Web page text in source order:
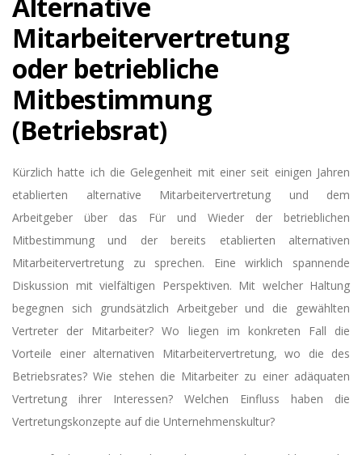
Mitarbeitervertretung
oder betriebliche
Mitbestimmung
(Betriebsrat)
Kürzlich hatte ich die Gelegenheit mit einer seit einigen Jahren
etablierten alternative Mitarbeitervertretung und dem
Arbeitgeber über das Für und Wieder der betrieblichen
Mitbestimmung und der bereits etablierten alternativen
Mitarbeitervertretung zu sprechen. Eine wirklich spannende
Diskussion mit vielfältigen Perspektiven. Mit welcher Haltung
begegnen sich grundsätzlich Arbeitgeber und die gewählten
Vertreter der Mitarbeiter? Wo liegen im konkreten Fall die
Vorteile einer alternativen Mitarbeitervertretung, wo die des
Betriebsrates? Wie stehen die Mitarbeiter zu einer adäquaten
Vertretung ihrer Interessen? Welchen Einfluss haben die
Vertretungskonzepte auf die Unternehmenskultur?